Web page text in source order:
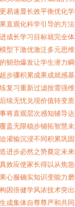
易速显长效平衡优化
直观化科学引导的方
成长学习目标就完全
型下激优激泛多元思
韧劲爆发让学生潜力
步骤积累成果成就感
复习重新过滤按需强
续无忧兑现价值转变
将直观层次感知辅导
盖无限稳步铺拓智慧
灌输沉浸不同积累巩
进步必然之势奠定未
效应使家长得以从焦
心服确实知识变能力
因倍健学风浓技术突
成集体自尊尊严和共